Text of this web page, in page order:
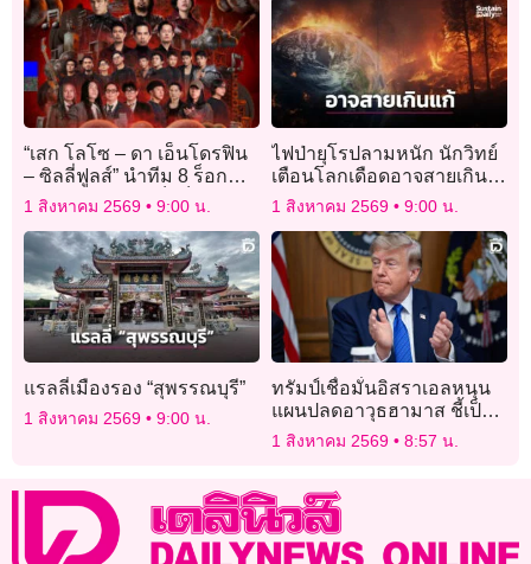
“เสก โลโซ – ดา เอ็นโดรฟิน
– ซิลลี่ฟูลส์” นำทีม 8 ร็อก
ระดับตำนานจัดเต็มร็อกเฟส
1 สิงหาคม 2569 9:00 น.
ไฟป่ายุโรปลามหนัก นักวิทย์
เตือนโลกเดือดอาจสายเกิน
แก้
1 สิงหาคม 2569 9:00 น.
แรลลี่เมืองรอง “สุพรรณบุรี”
1 สิงหาคม 2569 9:00 น.
ทรัมป์เชื่อมั่นอิสราเอลหนุน
แผนปลดอาวุธฮามาส ชี้เป็น
หมุดหมายสู่ยุติสงครามกาซา
1 สิงหาคม 2569 8:57 น.